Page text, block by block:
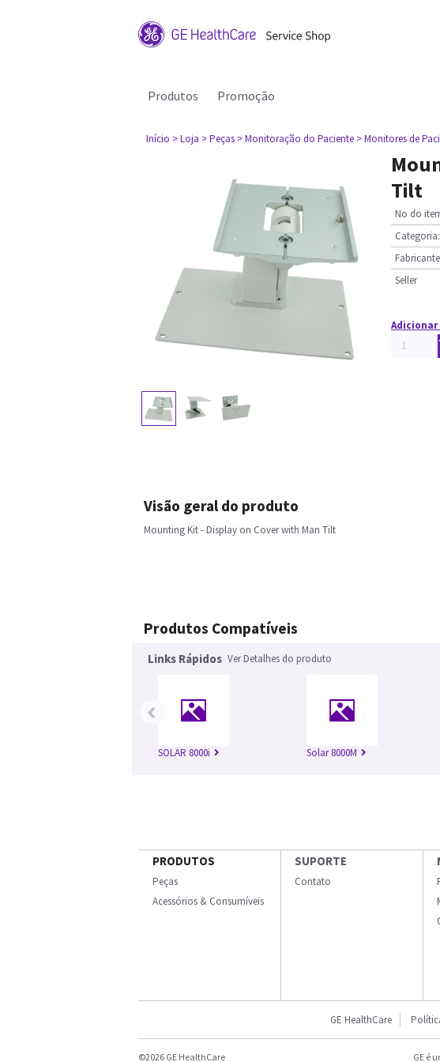
Produtos Promoção
Início > Loja > Peças > Monitoração do Paciente > Monitores de
Tilt
No do
Categoria:
Fabricante
Seller
Visão geral do produto
Mounting Kit - Display on Cover with Man Tilt
Produtos Compatíveis
Links Rápidos Ver Detalhes do produto
SOLAR 8000i Solar 8000M
‹
PRODUTOS
Peças
Acessórios & Consumíveis
SUPORTE
Contato
GE HealthCare
©2026 GE HealthCare GE é